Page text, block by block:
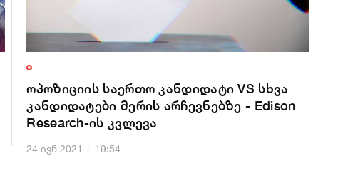
ოპოზიციის საერთო კანდიდატი VS სხვა
კანდიდატები მერის არჩევნებზე - Edison
Research-ის კვლევა
24 ივნ 2021 19:54